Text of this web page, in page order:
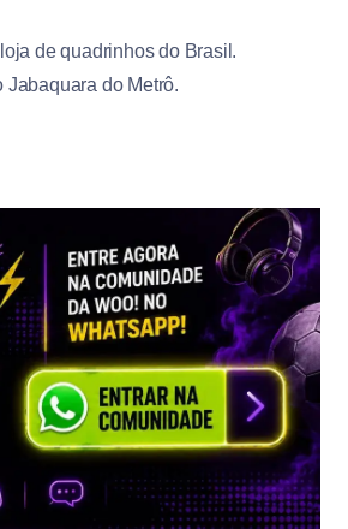
de quadrinhos do Brasil.
do Metrô.